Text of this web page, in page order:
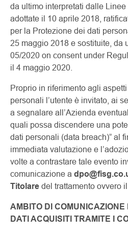
da ultimo interpretati dalle
adottate il 10 aprile 2018,
per la Protezione dei dati
25 maggio 2018 e sostituite, da
05/2020 on consent under
il 4 maggio 2020.
Proprio in riferimento agli
personali l’utente è invitato, ai
a segnalare all’Azienda
quali possa discendere una
dati personali (data breach)” al
immediata valutazione e
volte a contrastare tale evento
comunicazione a
Titolare del trattamento ovvero il
AMBITO DI COMUNICAZIONE
DATI ACQUISITI TRAMITE I